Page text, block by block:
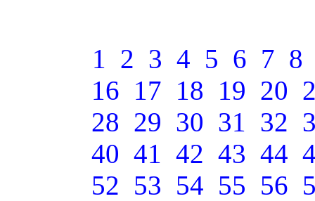
1 2 3 4 5 6 7 8
16 17 18 19 20
28 29 30 31 32
40 41 42 43 44
52 53 54 55 56